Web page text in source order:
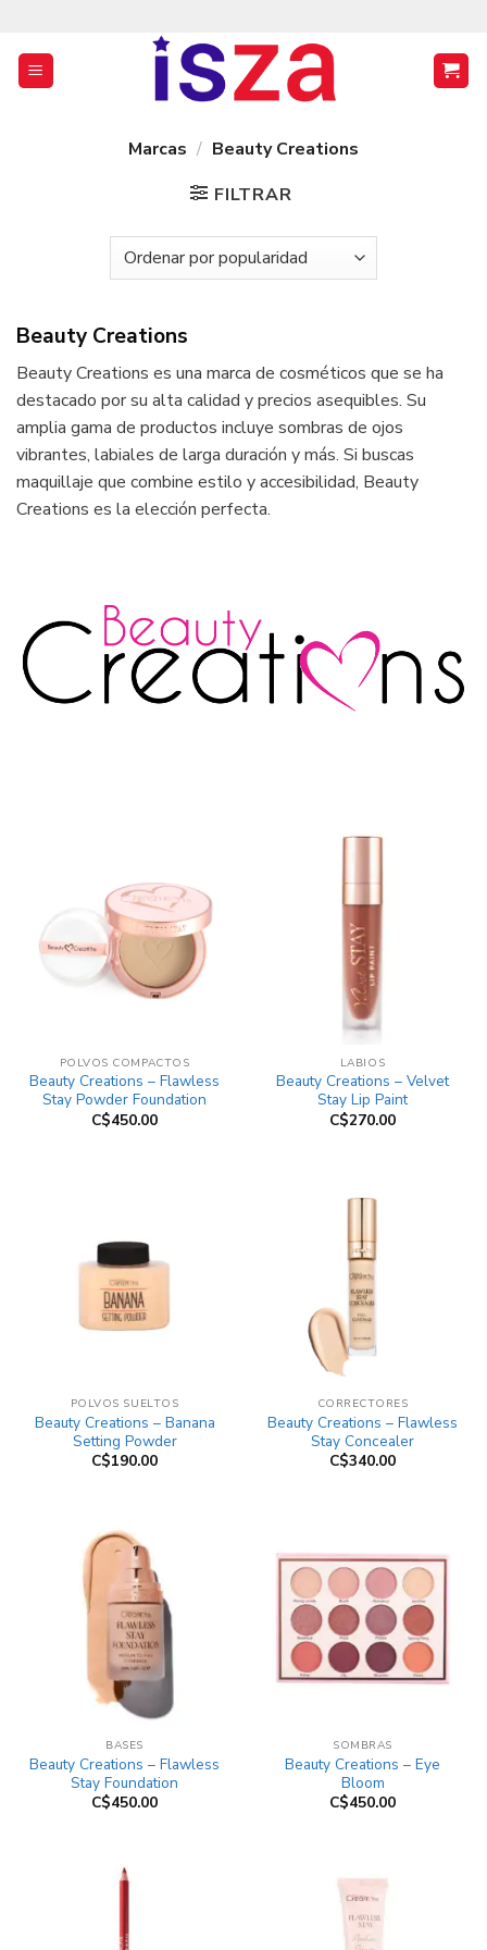
contenido
Marcas / Beauty Creations
FILTRAR
Beauty Creations
Beauty Creations es una marca de cosméticos que se ha
destacado por su alta calidad y precios asequibles. Su
amplia gama de productos incluye sombras de ojos
vibrantes, labiales de larga duración y más. Si buscas
maquillaje que combine estilo y accesibilidad, Beauty
Creations es la elección perfecta.
POLVOS COMPACTOS
Beauty Creations – Flawless
Stay Powder Foundation
C$450.00
LABIOS
Beauty Creations – Velvet
Stay Lip Paint
C$270.00
POLVOS SUELTOS
Beauty Creations – Banana
Setting Powder
C$190.00
CORRECTORES
Beauty Creations – Flawless
Stay Concealer
C$340.00
BASES
Beauty Creations – Flawless
Stay Foundation
C$450.00
SOMBRAS
Beauty Creations – Eye
Bloom
C$450.00